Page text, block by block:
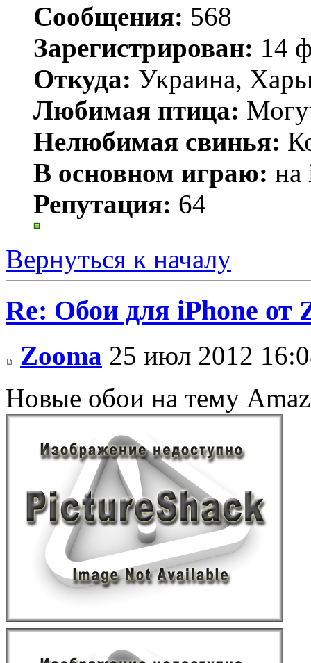
Сообщения: 568
Зарегистрирован: 14
Откуда: Украина,
Любимая птица:
Нелюбимая свинья:
В основном играю: на
Репутация: 64
Вернуться к началу
Re: Обои для iPhone от
Zooma 25 июл 2012
Новые обои на тему